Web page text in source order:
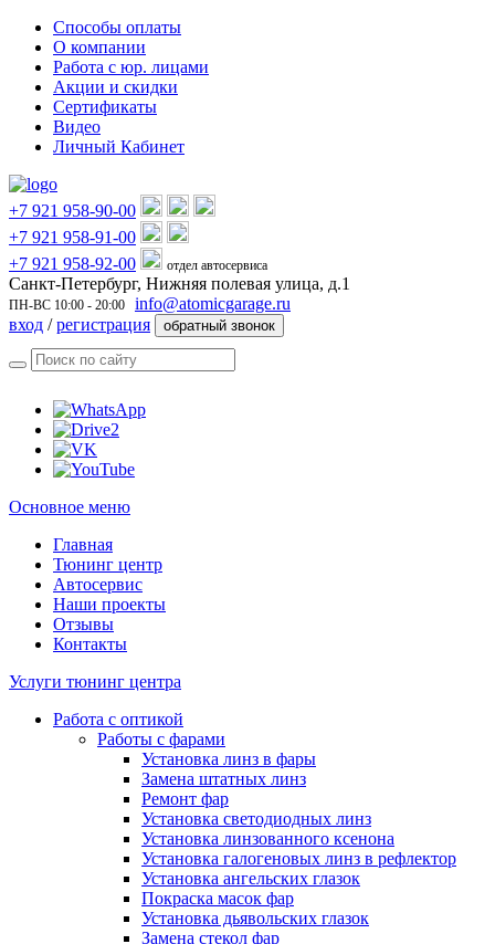
Способы оплаты
О компании
Работа с юр. лицами
Акции и скидки
Сертификаты
Видео
Личный Кабинет
+7 921 958-90-00
+7 921 958-91-00
+7 921 958-92-00
отдел автосервиса
Санкт-Петербург, Нижняя полевая улица, д.1
ПН-ВС 10:00 - 20:00
info@atomicgarage.ru
вход /регистрация обратный звонок
Основное меню
Главная
Тюнинг центр
Автосервис
Наши проекты
Отзывы
Контакты
Услуги тюнинг центра
Работа с оптикой
Работы с фарами
Установка линз в фары
Замена штатных линз
Ремонт фар
Установка светодиодных линз
Установка линзованного ксенона
Установка галогеновых линз в рефлектор
Установка ангельских глазок
Покраска масок фар
Установка дьявольских глазок
Замена стекол фар